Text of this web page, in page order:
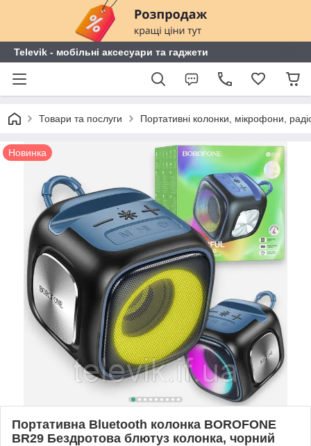
Televik - мобільні аксесуари та гаджети
Товари та послуги Портативні колонки, мікрофони,
Новинка
Портативна Bluetooth колонка BOROFONE
BR29 Бездротова блютуз колонка, чорний